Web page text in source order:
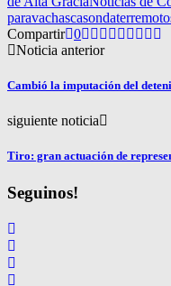
paravachascasonda
Compartir 0
Noticia anterior
Cambió la imputación del
siguiente noticia
Tiro: gran actuación de
Seguinos!